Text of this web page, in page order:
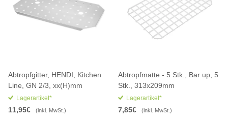
Abtropfgitter, HENDI, Kitchen
Line, GN 2/3, xx(H)mm
Lagerartikel*
11,95€ (inkl. MwSt.)
Abtropfmatte - 5 Stk., Bar up, 5
Stk., 313x209mm
Lagerartikel*
7,85€ (inkl. MwSt.)